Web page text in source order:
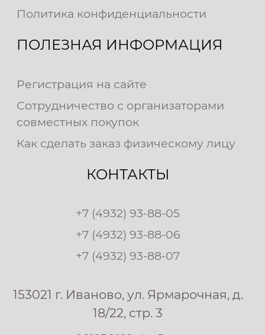
Политика конфиденциальности
ПОЛЕЗНАЯ ИНФОРМАЦИЯ
Регистрация на сайте
Сотрудничество с организаторами
совместных покупок
Как сделать заказ физическому лицу
КОНТАКТЫ
+7 (4932) 93-88-05
+7 (4932) 93-88-06
+7 (4932) 93-88-07
153021 г. Иваново, ул. Ярмарочная, д.
18/22, стр. 3